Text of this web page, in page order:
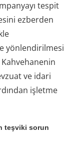
tespit
ezberden
yönlendirilmesi
ve idari
işletme
teşviki sorun